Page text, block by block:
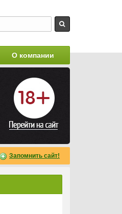
О компании
Запомнить сайт!